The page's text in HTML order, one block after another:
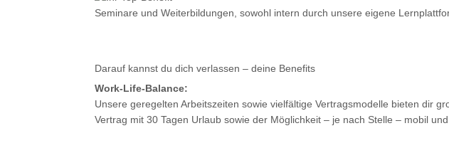
Seminare und Weiterbildungen, sowohl intern durch unsere eigene
Darauf kannst du dich verlassen – deine Benefits
Work-Life-Balance:
Unsere geregelten Arbeitszeiten sowie vielfältige Vertragsmodelle bieten dir
Vertrag mit 30 Tagen Urlaub sowie der Möglichkeit – je nach Stelle – mobil